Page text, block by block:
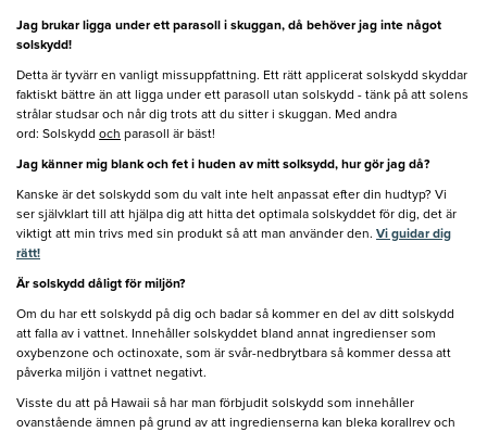
Jag brukar ligga under ett parasoll i skuggan, då behöver jag inte något
solskydd!
Detta är tyvärr en vanligt missuppfattning. Ett rätt applicerat solskydd skyddar
faktiskt bättre än att ligga under ett parasoll utan solskydd - tänk på att solens
strålar studsar och når dig trots att du sitter i skuggan. Med andra
ord: Solskydd och parasoll är bäst!
Jag känner mig blank och fet i huden av mitt solksydd, hur gör jag då?
Kanske är det solskydd som du valt inte helt anpassat efter din hudtyp? Vi
ser självklart till att hjälpa dig att hitta det optimala solskyddet för dig, det är
viktigt att min trivs med sin produkt så att man använder den. Vi guidar dig
rätt!
Är solskydd dåligt för miljön?
Om du har ett solskydd på dig och badar så kommer en del av ditt solskydd
att falla av i vattnet. Innehåller solskyddet bland annat ingredienser som
oxybenzone och octinoxate, som är svår-nedbrytbara så kommer dessa att
påverka miljön i vattnet negativt.
Visste du att på Hawaii så har man förbjudit solskydd som innehåller
ovanstående ämnen på grund av att ingredienserna kan bleka korallrev och